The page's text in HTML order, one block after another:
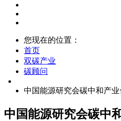
您现在的位置：
首页
双碳产业
碳顾问
中国能源研究会碳中和产
中国能源研究会碳中